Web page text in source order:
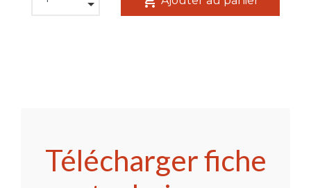
Télécharger fiche